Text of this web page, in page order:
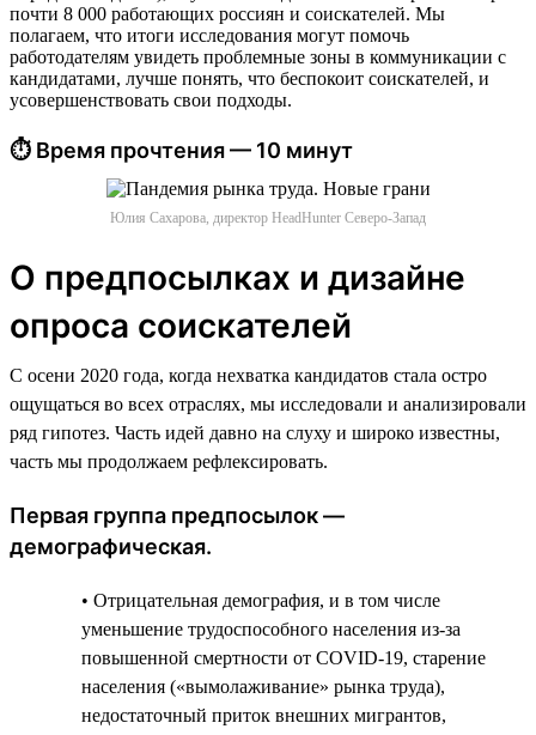
почти 8 000 работающих россиян и соискателей. Мы
полагаем, что итоги исследования могут помочь
работодателям увидеть проблемные зоны в коммуникации с
кандидатами, лучше понять, что беспокоит соискателей, и
усовершенствовать свои подходы.
⏱ Время прочтения — 10 минут
Юлия Сахарова, директор HeadHunter Северо-Запад
О предпосылках и дизайне
опроса соискателей
С осени 2020 года, когда нехватка кандидатов стала остро
ощущаться во всех отраслях, мы исследовали и анализировали
ряд гипотез. Часть идей давно на слуху и широко известны,
часть мы продолжаем рефлексировать.
Первая группа предпосылок —
демографическая.
• Отрицательная демография, и в том числе
уменьшение трудоспособного населения из-за
повышенной смертности от COVID-19, старение
населения («вымолаживание» рынка труда),
недостаточный приток внешних мигрантов,